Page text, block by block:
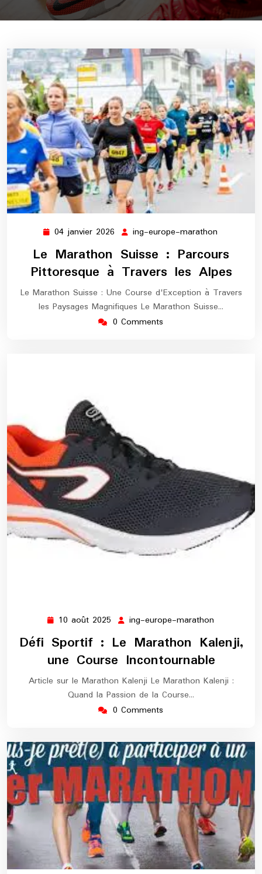
04 janvier 2026 04
janvier
2026
ing-europe-marathon
marathon
Le Marathon Suisse : Parcours
Pittoresque à Travers les Alpes
Le Marathon Suisse : Une Course d'Exception à Travers
les Paysages Magnifiques Le Marathon Suisse…
0 Comments
10 août 2025 10
août
2025
ing-europe-marathon
europe-
marathon
Défi Sportif : Le Marathon Kalenji,
une Course Incontournable
Article sur le Marathon Kalenji Le Marathon Kalenji :
Quand la Passion de la Course…
0 Comments